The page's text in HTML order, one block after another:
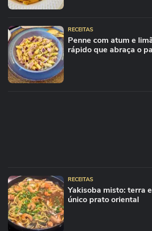
RECEITAS
Penne com atum e
rápido que abraça o
RECEITAS
Yakisoba misto: terra
único prato oriental